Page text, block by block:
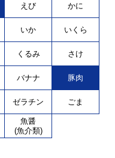
えび かに
いか いくら
くるみ さけ
バナナ 豚肉
ゼラチン ごま
魚醤
(魚介類)